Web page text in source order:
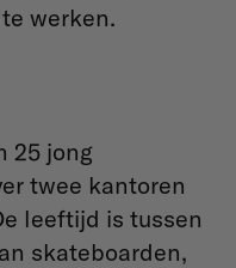
werken.
25 jong
twee kantoren
leeftijd is tussen
skateboarden,